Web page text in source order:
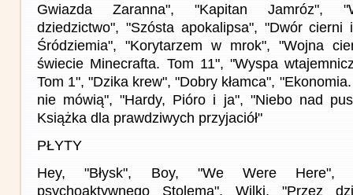
Gwiazda Zaranna", "Kapitan Jamróz",
dziedzictwo", "Szósta apokalipsa", "Dwór cierni
Śródziemia", "Korytarzem w mrok", "Wojna
świecie Minecrafta. Tom 11", "Wyspa
Tom 1", "Dzika krew", "Dobry kłamca",
nie mówią", "Hardy, Pióro i ja", "Niebo nad
Książka dla prawdziwych przyjaciół"
PŁYTY
Hey, "Błysk", Boy, "We Were Here",
psychoaktywnego Stolema", Wilki, "Przez